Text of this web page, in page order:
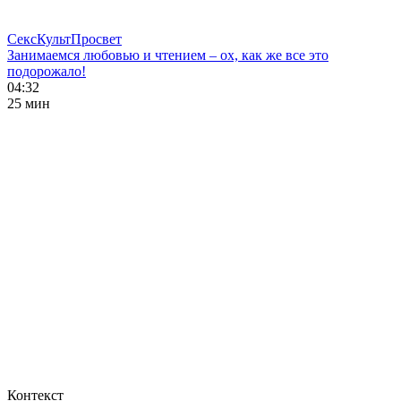
СексКультПросвет
Занимаемся любовью и чтением – ох, как же все это
подорожало!
04:32
25 мин
Контекст